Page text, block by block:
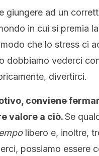
giungere ad un
in cui si premia
che lo stress ci
dobbiamo vederci
divertirci.
conviene
valore a ciò.Se
libero e, inoltre,
possiamo essere